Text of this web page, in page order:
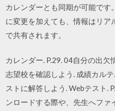
カレンダーとも同期が可能で
に変更を加えても、情報はリア
で共有されます。
カレンダー. P.29. 04自分の出欠
志望校を確認しよう. 成績カル
ストに解答しよう. Webテスト.
ンロードする際や、先生へファ